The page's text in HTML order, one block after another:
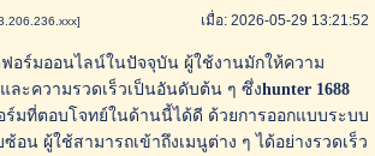
เมื่อ: 2026-05-29 13:21:52
อร์มออนไลน์ในปัจจุบัน ผู้ใช้งานมักให้ความ
ละความรวดเร็วเป็นอันดับต้น ๆ ซึ่งhunter 1688
มที่ตอบโจทย์ในด้านนี้ได้ดี ด้วยการออกแบบระบบ
อน ผู้ใช้สามารถเข้าถึงเมนูต่าง ๆ ได้อย่างรวดเร็ว